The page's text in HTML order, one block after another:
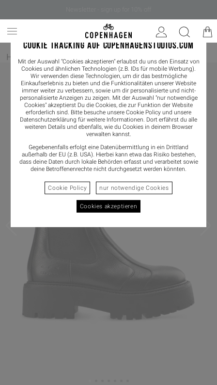
COOKIE TRACKING AUF COPENHAGENSTUDIOS.COM
Mit der Auswahl "Cookies akzeptieren" erlaubst du uns den Einsatz von
Cookies und ähnlichen Technologien (z.B. IDs für mobile Werbung).
Wir verwenden diese Technologien, um dir das bestmögliche
Einkaufserlebnis zu bieten und die Funktionalitäten unserer Website
immer weiter zu verbessern, sowie um dir personalisierte und nicht-
personalisierte Anzeigen zu zeigen. Mit der Auswahl "nur notwendige
Cookies" akzeptierst Du die Cookies, die zur Funktion der Website
erforderlich sind. Bitte besuche unsere Cookie Policy und unsere
Datenschutzerklärung für weitere Informationen. Dort erfährst du alle
weiteren Details und ebenfalls, wie du Cookies in deinem Browser
verwalten kannst.
Gegebenenfalls erfolgt eine Datenübermittlung in ein Drittland
außerhalb der EU (z.B. USA). Hierbei kann etwa das Risiko bestehen,
dass deine Daten durch lokale Behörden erfasst und verarbeitet sowie
deine Betroffenenrechte nicht durchgesetzt werden könnten.
Cookie Policy nur notwendige Cookies
Cookies akzeptieren
Home / Damen/ Boots Chelseaboot